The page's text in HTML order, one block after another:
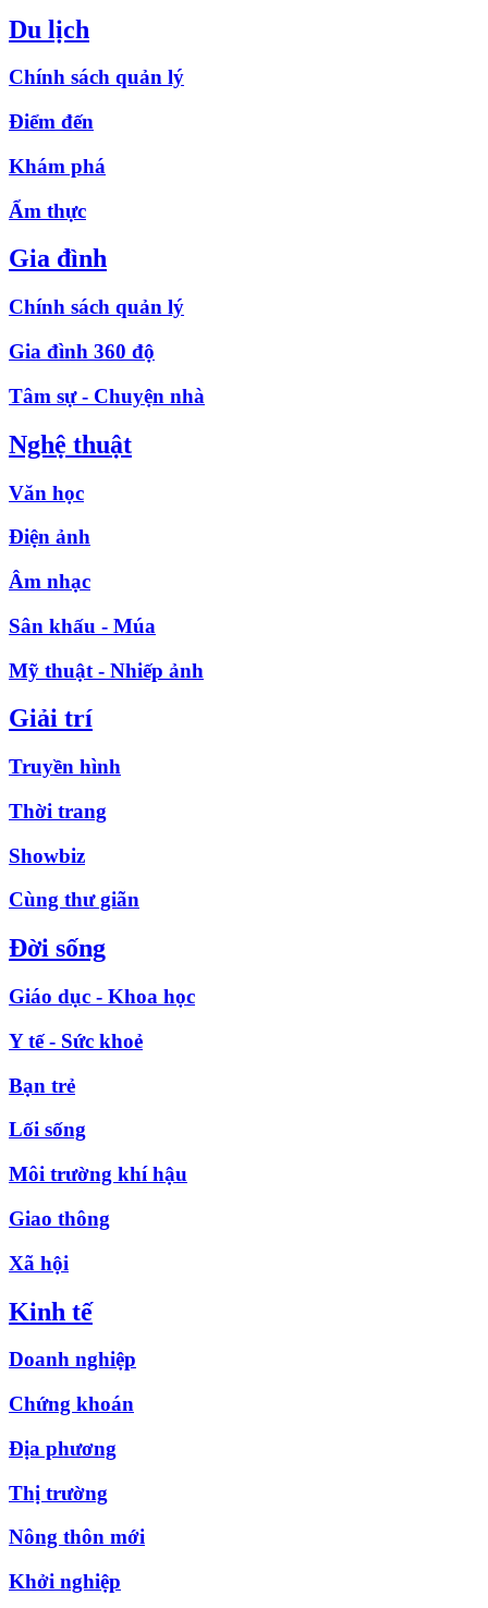
Du lịch
Chính sách quản lý
Điểm đến
Khám phá
Ẩm thực
Gia đình
Chính sách quản lý
Gia đình 360 độ
Tâm sự - Chuyện nhà
Nghệ thuật
Văn học
Điện ảnh
Âm nhạc
Sân khấu - Múa
Mỹ thuật - Nhiếp ảnh
Giải trí
Truyền hình
Thời trang
Showbiz
Cùng thư giãn
Đời sống
Giáo dục - Khoa học
Y tế - Sức khoẻ
Bạn trẻ
Lối sống
Môi trường khí hậu
Giao thông
Xã hội
Kinh tế
Doanh nghiệp
Chứng khoán
Địa phương
Thị trường
Nông thôn mới
Khởi nghiệp